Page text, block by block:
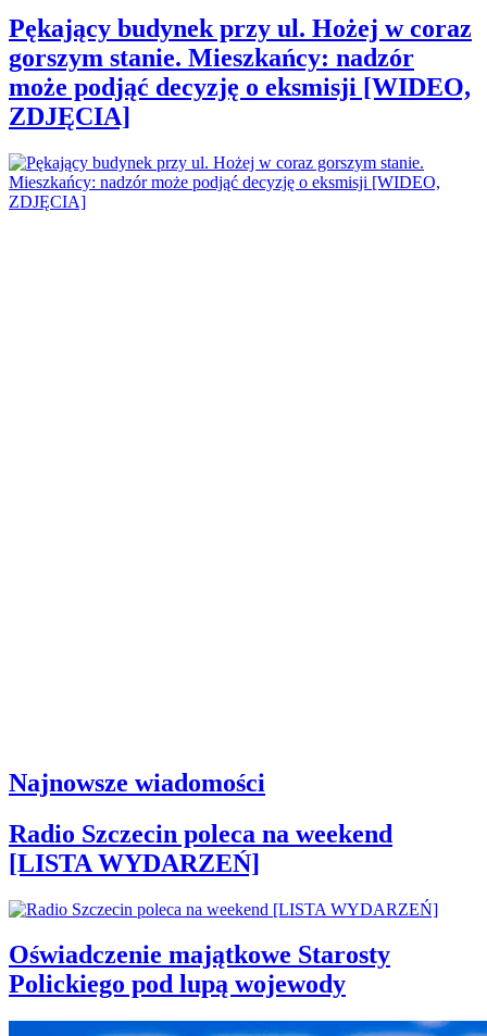
Pękający budynek przy ul. Hożej w coraz
gorszym stanie. Mieszkańcy: nadzór
może podjąć decyzję o eksmisji [WIDEO,
ZDJĘCIA]
Najnowsze wiadomości
Radio Szczecin poleca na weekend
[LISTA WYDARZEŃ]
Oświadczenie majątkowe Starosty
Polickiego pod lupą wojewody